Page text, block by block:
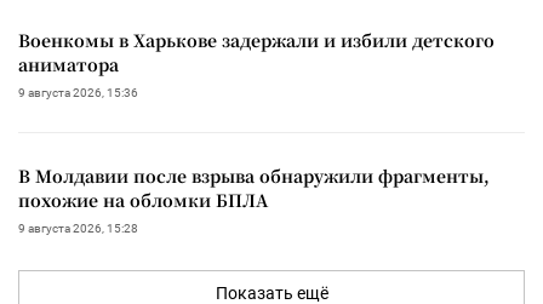
Военкомы в Харькове задержали и избили детского
аниматора
9 августа 2026, 15:36
В Молдавии после взрыва обнаружили фрагменты,
похожие на обломки БПЛА
9 августа 2026, 15:28
Показать ещё